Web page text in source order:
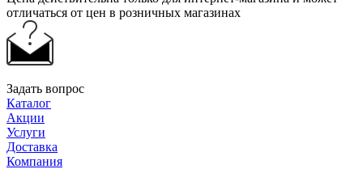
отличаться от цен в розничных магазинах
Задать вопрос
Каталог
Акции
Услуги
Доставка
Компания